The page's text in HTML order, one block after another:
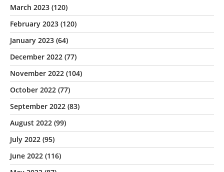
March 2023 (120)
February 2023 (120)
January 2023 (64)
December 2022 (77)
November 2022 (104)
October 2022 (77)
September 2022 (83)
August 2022 (99)
July 2022 (95)
June 2022 (116)